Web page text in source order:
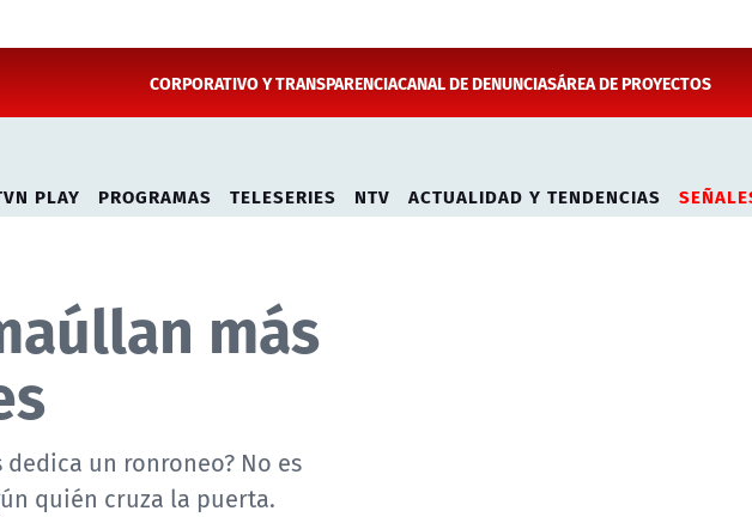
CORPORATIVO Y TRANSPARENCIACANAL DE DENUNCIASÁREA DE PROYECTOS
PLAY PROGRAMAS TELESERIES NTV ACTUALIDAD Y TENDENCIAS
más
un ronroneo? No es
quién cruza la puerta.